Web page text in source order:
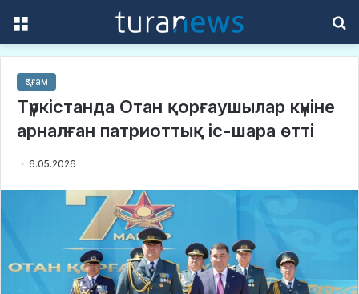
Қоғам
Түркістанда Отан қорғаушылар күніне
арналған патриоттық іс-шара өтті
6.05.2026